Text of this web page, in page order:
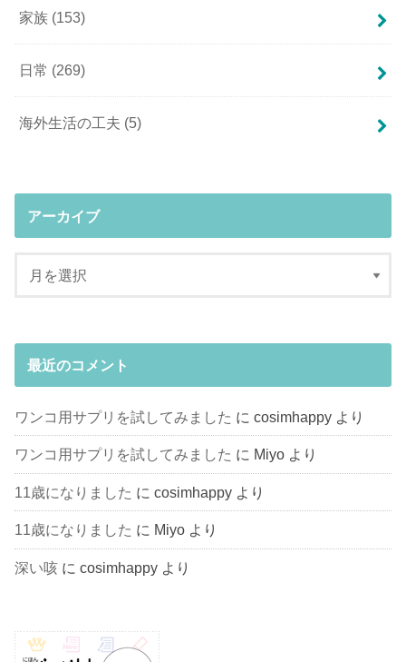
家族 (153)
日常 (269)
海外生活の工夫 (5)
アーカイブ
最近のコメント
ワンコ用サプリを試してみました にcosimhappy より
ワンコ用サプリを試してみました に Miyo より
11歳になりました にcosimhappy より
11歳になりました に Miyo より
深い咳 にcosimhappy より